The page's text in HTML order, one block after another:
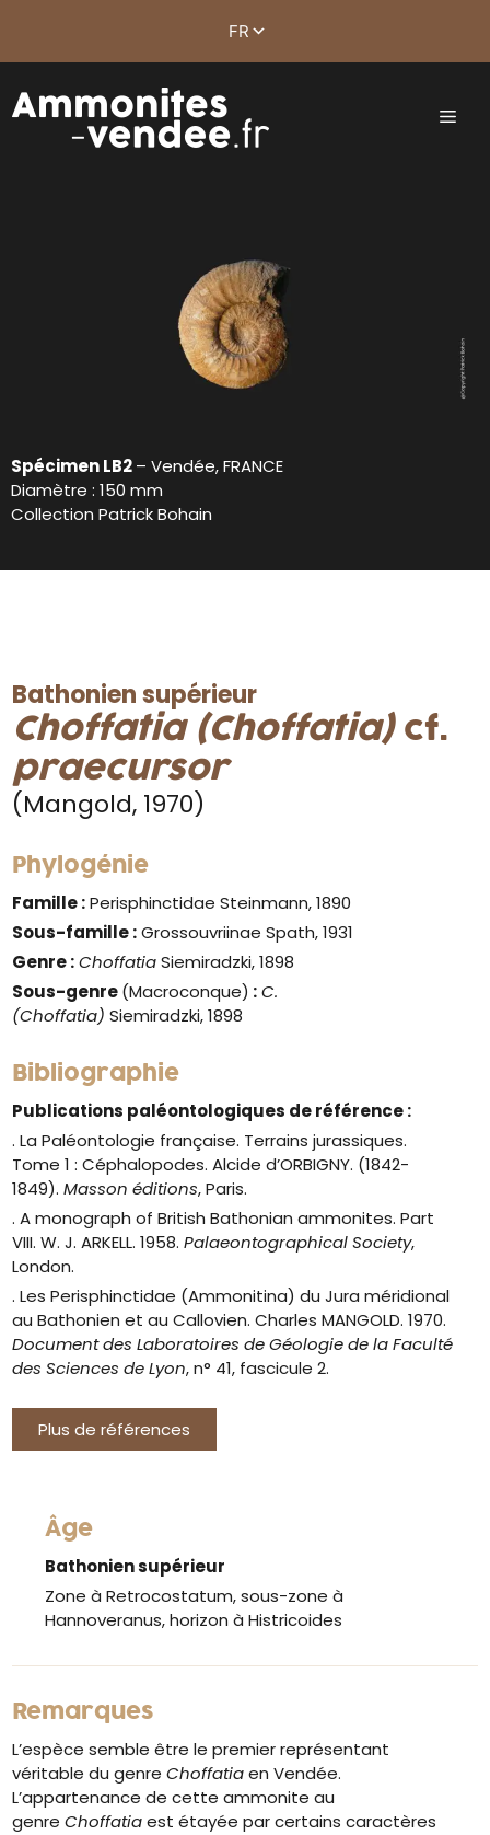
Spécimen LB2– Vendée, FRANCE
Diamètre : 150 mm
Collection Patrick Bohain
Bathonien supérieur
Choffatia (Choffatia)cf.
praecursor
(Mangold, 1970)
Phylogénie
Famille :Perisphinctidae Steinmann, 1890
Sous-famille :Grossouvriinae Spath, 1931
Genre: ChoffatiaSiemiradzki, 1898
Sous-genre(Macroconque) :C.
(Choffatia)Siemiradzki, 1898
Bibliographie
Publications paléontologiques de référence :
. LaPaléontologie française. Terrains jurassiques.
Tome 1 : Céphalopodes.Alcide d’ORBIGNY. (1842-
1849).Massonéditions, Paris.
. A monograph of British Bathonian ammonites. Part
VIII. W. J. ARKELL. 1958.Palaeontographical Society,
London.
. Les Perisphinctidae (Ammonitina) du Jura méridional
au Bathonien et au Callovien. Charles MANGOLD. 1970.
Document des Laboratoires de Géologie de la Faculté
des Sciences de Lyon, n° 41, fascicule 2.
Plus de références
Âge
Bathonien supérieur
Zone à Retrocostatum, sous-zone à
Hannoveranus, horizon à Histricoides
Remarques
L’espèce semble être le premier représentant
véritable du genreChoffatiaen Vendée.
L’appartenance de cette ammonite au
genreChoffatiaest étayée par certains caractères